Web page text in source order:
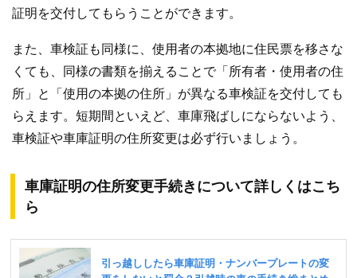
証明を交付してもらうことができます。
また、車検証も同様に、使用者の本拠地に住民票を移さな
くても、同様の書類を揃えることで「所有者・使用者の住
所」と「使用の本拠の住所」が異なる車検証を交付しても
らえます。短期間といえど、車庫飛ばしにならないよう、
車検証や車庫証明の住所変更は必ず行いましょう。
車庫証明の住所変更手続きについて詳しくはこち
ら